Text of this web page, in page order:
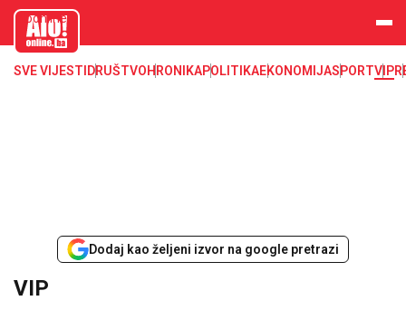
aloonline.b
SVE VIJESTI DRUŠTVOHRONIKAPOLITIKAEKONOMIJASPORTVIP
Dodaj kao željeni izvor na google pretrazi
VIP